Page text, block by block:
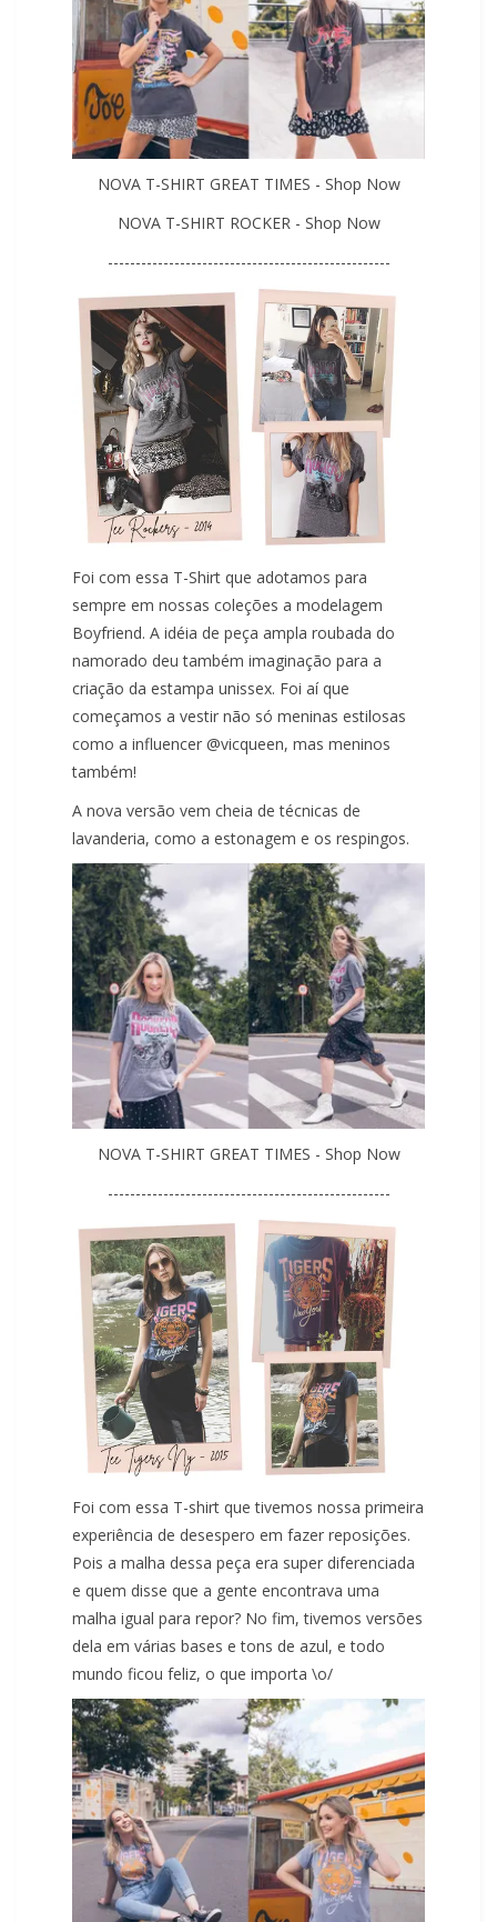
NOVA T-SHIRT GREAT TIMES - Shop Now
NOVA T-SHIRT ROCKER - Shop Now
---------------------------------------------------
Foi com essa T-Shirt que adotamos para
sempre em nossas coleções a modelagem
Boyfriend. A idéia de peça ampla roubada do
namorado deu também imaginação para a
criação da estampa unissex. Foi aí que
começamos a vestir não só meninas estilosas
como a influencer @vicqueen, mas meninos
também!
A nova versão vem cheia de técnicas de
lavanderia, como a estonagem e os respingos.
NOVA T-SHIRT GREAT TIMES - Shop Now
---------------------------------------------------
Foi com essa T-shirt que tivemos nossa primeira
experiência de desespero em fazer reposições.
Pois a malha dessa peça era super diferenciada
e quem disse que a gente encontrava uma
malha igual para repor? No fim, tivemos versões
dela em várias bases e tons de azul, e todo
mundo ficou feliz, o que importa \o/